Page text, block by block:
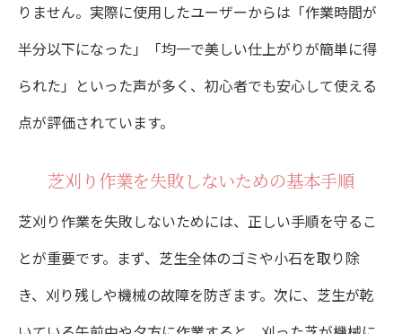
りません。実際に使用したユーザーからは「作業時間が
半分以下になった」「均一で美しい仕上がりが簡単に得
られた」といった声が多く、初心者でも安心して使える
点が評価されています。
芝刈り作業を失敗しないための基本手順
芝刈り作業を失敗しないためには、正しい手順を守るこ
とが重要です。まず、芝生全体のゴミや小石を取り除
き、刈り残しや機械の故障を防ぎます。次に、芝生が乾